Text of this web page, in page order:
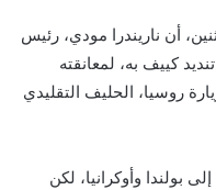
أن ناريندرا مودي، رئيس
كييف به، لمعانقته
روسيا، الحليف التقليدي
بولندا وأوكرانيا، لكن